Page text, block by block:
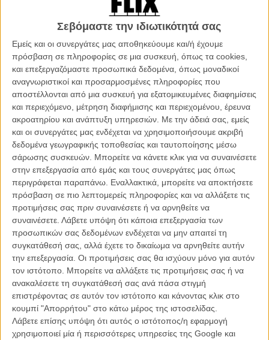
Σεβόμαστε την ιδιωτικότητά σας
Εμείς και οι συνεργάτες μας αποθηκεύουμε και/ή έχουμε
πρόσβαση σε πληροφορίες σε μια συσκευή, όπως τα cookies,
και επεξεργαζόμαστε προσωπικά δεδομένα, όπως μοναδικοί
αναγνωριστικοί και προσαρμοσμένες πληροφορίες που
αποστέλλονται από μια συσκευή για εξατομικευμένες διαφημίσεις
και περιεχόμενο, μέτρηση διαφήμισης και περιεχομένου, έρευνα
ακροατηρίου και ανάπτυξη υπηρεσιών. Με την άδειά σας, εμείς
και οι συνεργάτες μας ενδέχεται να χρησιμοποιήσουμε ακριβή
δεδομένα γεωγραφικής τοποθεσίας και ταυτοποίησης μέσω
σάρωσης συσκευών. Μπορείτε να κάνετε κλικ για να συναινέσετε
στην επεξεργασία από εμάς και τους συνεργάτες μας όπως
περιγράφεται παραπάνω. Εναλλακτικά, μπορείτε να αποκτήσετε
πρόσβαση σε πιο λεπτομερείς πληροφορίες και να αλλάξετε τις
προτιμήσεις σας πριν συναινέσετε ή να αρνηθείτε να
συναινέσετε. Λάβετε υπόψη ότι κάποια επεξεργασία των
προσωπικών σας δεδομένων ενδέχεται να μην απαιτεί τη
συγκατάθεσή σας, αλλά έχετε το δικαίωμα να αρνηθείτε αυτήν
την επεξεργασία. Οι προτιμήσεις σας θα ισχύουν μόνο για αυτόν
τον ιστότοπο. Μπορείτε να αλλάξετε τις προτιμήσεις σας ή να
ανακαλέσετε τη συγκατάθεσή σας ανά πάσα στιγμή
επιστρέφοντας σε αυτόν τον ιστότοπο και κάνοντας κλικ στο
κουμπί "Απορρήτου" στο κάτω μέρος της ιστοσελίδας.
Λάβετε επίσης υπόψη ότι αυτός ο ιστότοπος/η εφαρμογή
χρησιμοποιεί μία ή περισσότερες υπηρεσίες της Google και
O Tομά, ένας εσωστρεφής, χαμηλών τόνων κτηνοτρόφος, δεν
ενοχλείται που η γυναίκα του, Νορά, «φορά τα παντελόνια». Εκείνη,
μία δυναμική product manager με δουλειά στην πόλη, έχει το πάνω
χέρι στα οικονομικά τους. Εκείνος, κολλημένος στο απομακρυσμένο
αγρόκτημά τους στην επαρχιακή τους ερημιά, παλεύει με τα
κοπάδια και τα χρέη του. Είναι όμως αγαπημένοι - αγκαλιάζονται,
φιλιούνται, γελάνε, χορεύουν στην κουζίνα τους με την τσαούσα
12χρονη κόρη τους Ιντα, η οποία κρυφά ανεβάζει το βίντεο στο
TikTok και γίνεται viral. Οταν η Νορά συνειδητοποιεί ότι 60.000 το
έχουν δει, φρικάρει. Φωνάζει στην κόρη της, απαιτεί να το σβήσει.
Η αντίδρασή της παραξανεύει και τον Τομά και τη φίλη και
γειτόνισσα Κριστίνα - μία μοναχική, Ιταλίδα ζωγράφο που έχει
μεταναστεύσει στην γαλλική ύπαιθρο, μακριά από τους ανθρώπους.
Κανείς δεν καταλαβαίνει γιατί η Νορά υπερβάλει τόσο. Ειδικά η Ιντα -
που για πρώτη φορά βλέπει τους followers της να αυξάνονται και
νιώθει σημαντική και popular στο σχολείο- θυμώνει με την μητέρα
της. Τώρα δεν έχει κέφι να βοηθήσει στο γενέθλιο πάρτυ-έκπληξη
που ετοιμάζουν με τον μπαμπά και την Κριστίνα.
Το 79ο Φεστιβάλ Καννών διεξάγεται φέτος από τις 12 μέχρι και
τις 23 Μαΐου. Το Flix θα βρίσκεται στις Κάννες για να σας
μεταφέρει όλα όσα συμβαίνουν μέσα και έξω από τις
αίθουσες. Μαθαίνετε όλα τα νέα στο ειδικό τμήμα του Flix που
ανανεώνεται συνεχώς.